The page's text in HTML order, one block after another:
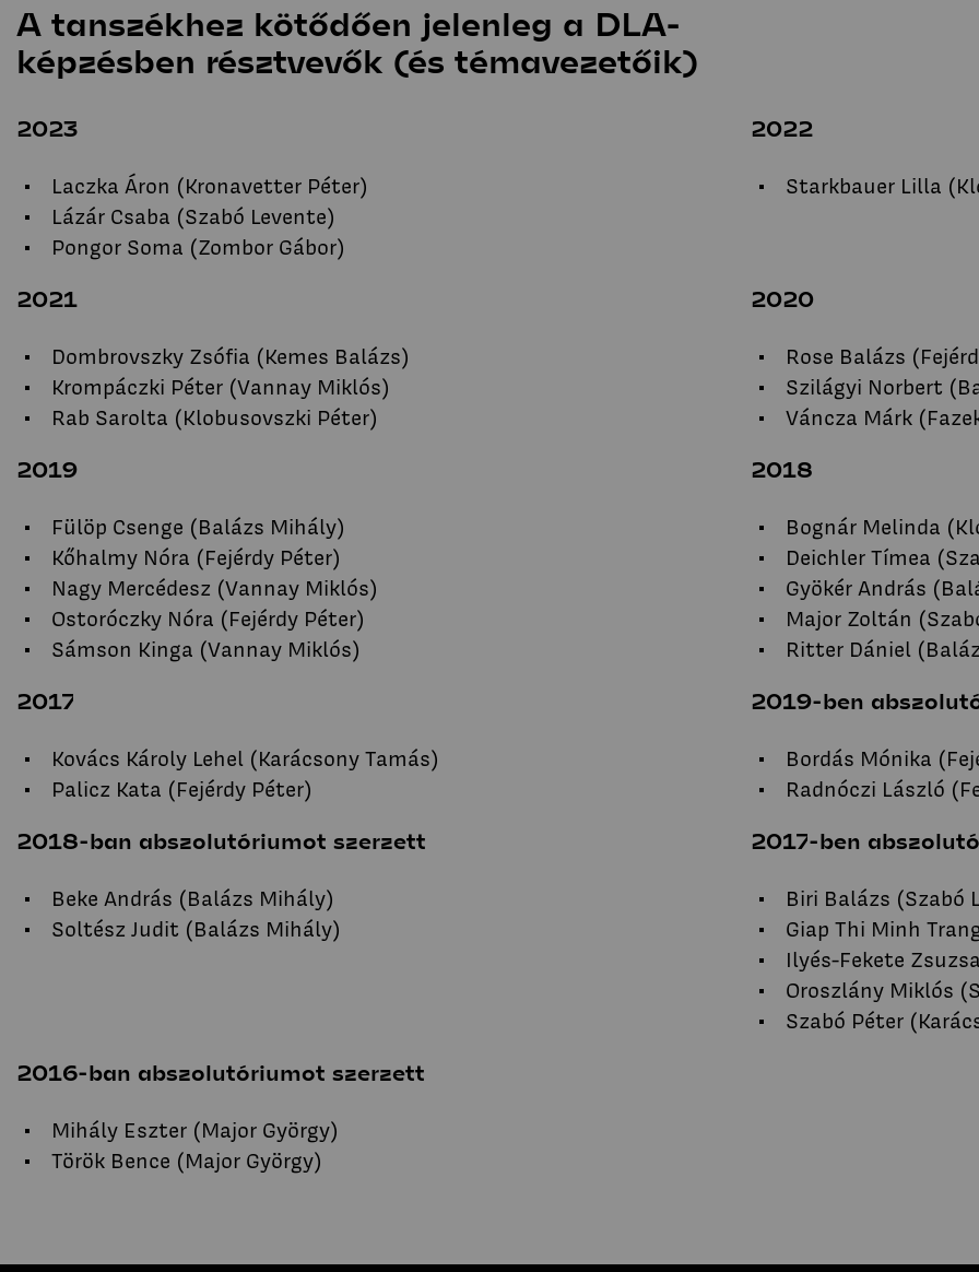
A tanszékhez kötődően jelenleg a DLA-
képzésben résztvevők (és témavezetőik)
2023
Laczka Áron (Kronavetter Péter)
Lázár Csaba (Szabó Levente)
Pongor Soma (Zombor Gábor)
2022
Starkbauer Lilla
2021
Dombrovszky Zsófia (Kemes Balázs)
Krompáczki Péter (Vannay Miklós)
Rab Sarolta (Klobusovszki Péter)
2020
Rose Balázs
Szilágyi Norbert
Váncza Márk
2019
Fülöp Csenge (Balázs Mihály)
Kőhalmy Nóra (Fejérdy Péter)
Nagy Mercédesz (Vannay Miklós)
Ostoróczky Nóra (Fejérdy Péter)
Sámson Kinga (Vannay Miklós)
2018
Bognár Melinda
Deichler Tímea
Gyökér András
Major Zoltán
Ritter Dániel
2017
Kovács Károly Lehel (Karácsony Tamás)
Palicz Kata (Fejérdy Péter)
2019-ben
Bordás Mónika
Radnóczi László
2018-ban abszolutóriumot szerzett
Beke András (Balázs Mihály)
Soltész Judit (Balázs Mihály)
2017-ben
Biri Balázs (Szabó
Giap Thi Minh
Ilyés-Fekete
Oroszlány Miklós
Szabó Péter
2016-ban abszolutóriumot szerzett
Mihály Eszter (Major György)
Török Bence (Major György)